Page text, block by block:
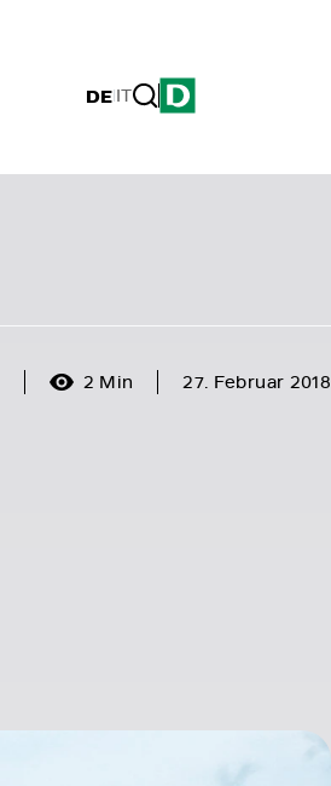
DE|IT
2 Min 27. Februar 2018